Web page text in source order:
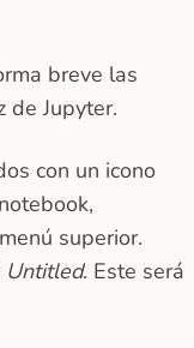
breve las
de Jupyter.
con un icono
superior.
Untitled. Este será